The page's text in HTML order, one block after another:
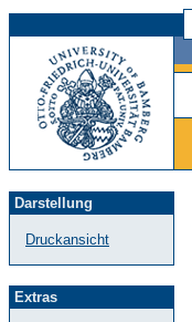
Darstellung
Druckansicht
Extras